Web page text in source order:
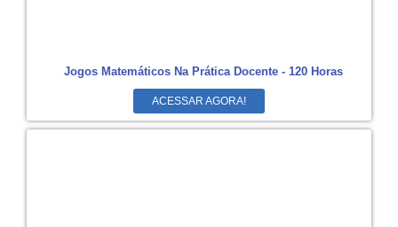
Jogos Matemáticos Na Prática Docente - 120 Horas
ACESSAR AGORA!